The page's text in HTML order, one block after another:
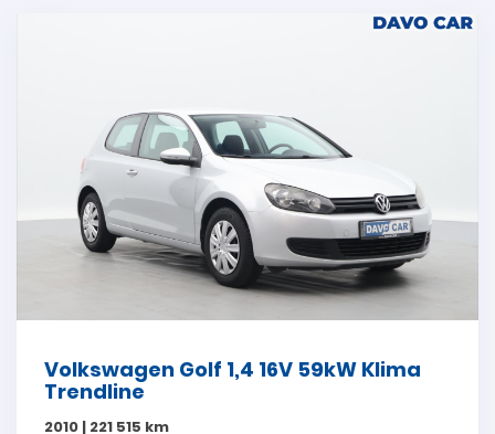
Volkswagen Golf 1,4 16V 59kW Klima
Trendline
2010 | 221 515 km